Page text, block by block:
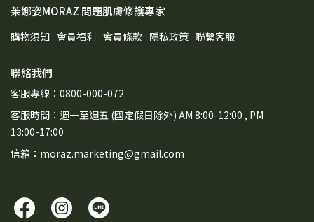
茉娜姿MORAZ 問題肌膚修護專家
購物須知 會員福利 會員條款 隱私政策 聯繫客服
聯絡我們
客服專線：0800-000-072
客服時間：週一至週五 (國定假日除外) AM 8:00-12:00 , PM
13:00-17:00
信箱：moraz.marketing@gmail.com